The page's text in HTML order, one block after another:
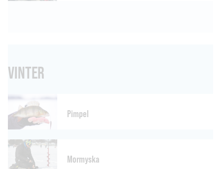
VINTER
Pimpel
Mormyska